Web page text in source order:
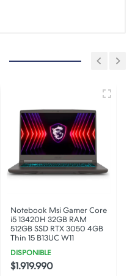
Notebook Msi Gamer Core
i5 13420H 32GB RAM
512GB SSD RTX 3050 4GB
Thin 15 B13UC W11
DISPONIBLE
$1.919.990